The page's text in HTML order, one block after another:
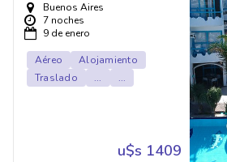
Buenos Aires
7 noches
9 de enero
Aéreo
Alojamiento
Traslado
... ...
u$s 1409